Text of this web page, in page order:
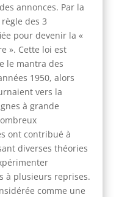
annonces. Par la
des 3
pour devenir la «
». Cette loi est
le mantra des
1950, alors
vers la
à grande
ont contribué à
diverses théories
à plusieurs reprises.
comme une